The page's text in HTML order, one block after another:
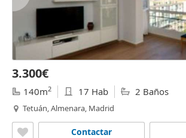
3.300€
140m2 17 Hab 2 Baños
Tetuán, Almenara, Madrid
Contactar